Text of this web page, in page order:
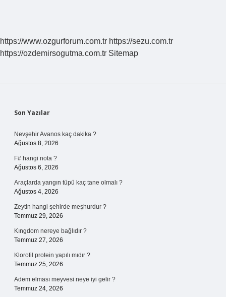
https://www.ozgurforum.com.tr https://sezu.com.tr
https://ozdemirsogutma.com.tr Sitemap
Sidebar
Son Yazılar
Nevşehir Avanos kaç dakika ?
Ağustos 8, 2026
F# hangi nota ?
Ağustos 6, 2026
Araçlarda yangın tüpü kaç tane olmalı ?
Ağustos 4, 2026
Zeytin hangi şehirde meşhurdur ?
Temmuz 29, 2026
Kıngdom nereye bağlıdır ?
Temmuz 27, 2026
Klorofil protein yapılı mıdır ?
Temmuz 25, 2026
Adem elması meyvesi neye iyi gelir ?
Temmuz 24, 2026